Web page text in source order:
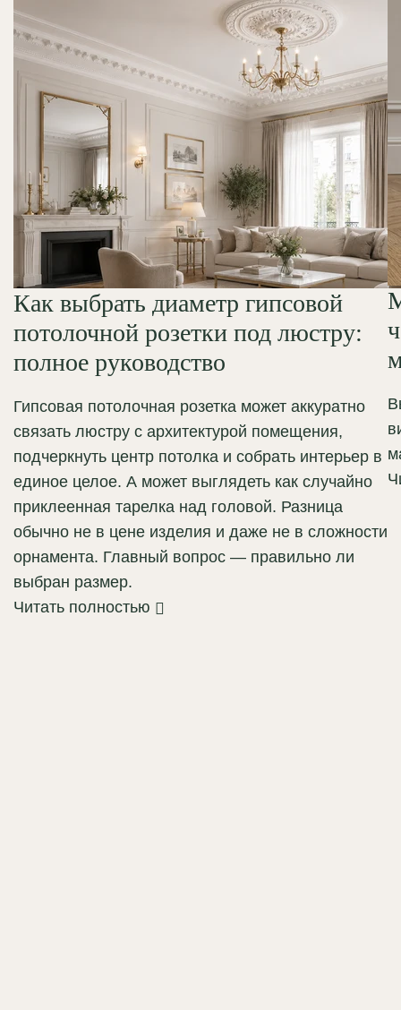
Как выбрать диаметр гипсовой
потолочной розетки под люстру:
полное руководство
Гипсовая потолочная розетка может аккуратно
связать люстру с архитектурой помещения,
подчеркнуть центр потолка и собрать интерьер в
единое целое. А может выглядеть как случайно
приклеенная тарелка над головой. Разница
обычно не в цене изделия и даже не в сложности
орнамента. Главный вопрос — правильно ли
выбран размер.
Читать полностью